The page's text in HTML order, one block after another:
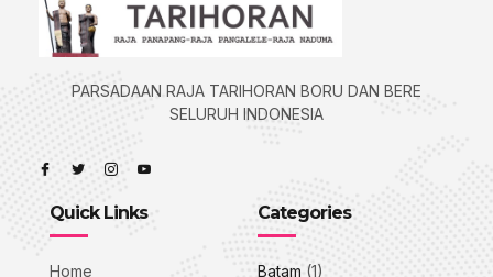
PARSADAAN RAJA TARIHORAN BORU DAN BERE
SELURUH INDONESIA
Quick Links
Home
Categories
Batam (1)